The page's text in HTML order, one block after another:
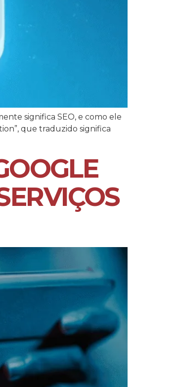
significa SEO, e como ele
que traduzido significa